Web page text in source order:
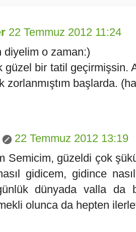
22 Temmuz 2012 11:24
diyelim o zaman:)
güzel bir tatil geçirmişsin.
zorlanmıştım başlarda.
22 Temmuz 2012 13:19
Semicim, güzeldi çok
gidicem, gidince
dünyada valla da
olunca da hepten